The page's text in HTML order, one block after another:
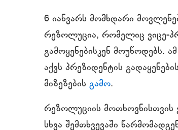
6 იანვარს მომხდარი
რეზოლუცია, რომელიც ვიცე-
გამოყენებისკენ მოუწოდებს.
აქვს პრეზიდენტის
მიზეზების გამო.
რეზოლუციის მოთხოვნისთვის
სხვა შემთხვევაში